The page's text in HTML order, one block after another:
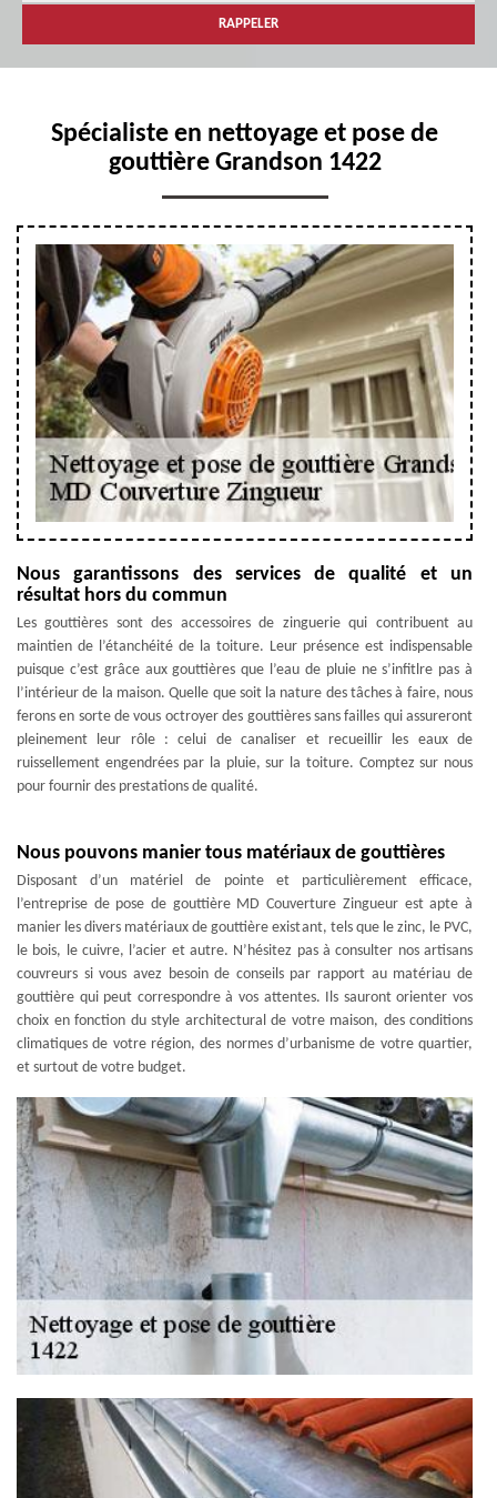
Spécialiste en nettoyage et pose de
gouttière Grandson 1422
Nous garantissons des services de qualité et un
résultat hors du commun
Les gouttières sont des accessoires de zinguerie qui contribuent au
maintien de l’étanchéité de la toiture. Leur présence est indispensable
puisque c’est grâce aux gouttières que l’eau de pluie ne s’infitlre pas à
l’intérieur de la maison. Quelle que soit la nature des tâches à faire, nous
ferons en sorte de vous octroyer des gouttières sans failles qui assureront
pleinement leur rôle : celui de canaliser et recueillir les eaux de
ruissellement engendrées par la pluie, sur la toiture. Comptez sur nous
pour fournir des prestations de qualité.
Nous pouvons manier tous matériaux de gouttières
Disposant d’un matériel de pointe et particulièrement efficace,
l’entreprise de pose de gouttière MD Couverture Zingueur est apte à
manier les divers matériaux de gouttière existant, tels que le zinc, le PVC,
le bois, le cuivre, l’acier et autre. N’hésitez pas à consulter nos artisans
couvreurs si vous avez besoin de conseils par rapport au matériau de
gouttière qui peut correspondre à vos attentes. Ils sauront orienter vos
choix en fonction du style architectural de votre maison, des conditions
climatiques de votre région, des normes d’urbanisme de votre quartier,
et surtout de votre budget.